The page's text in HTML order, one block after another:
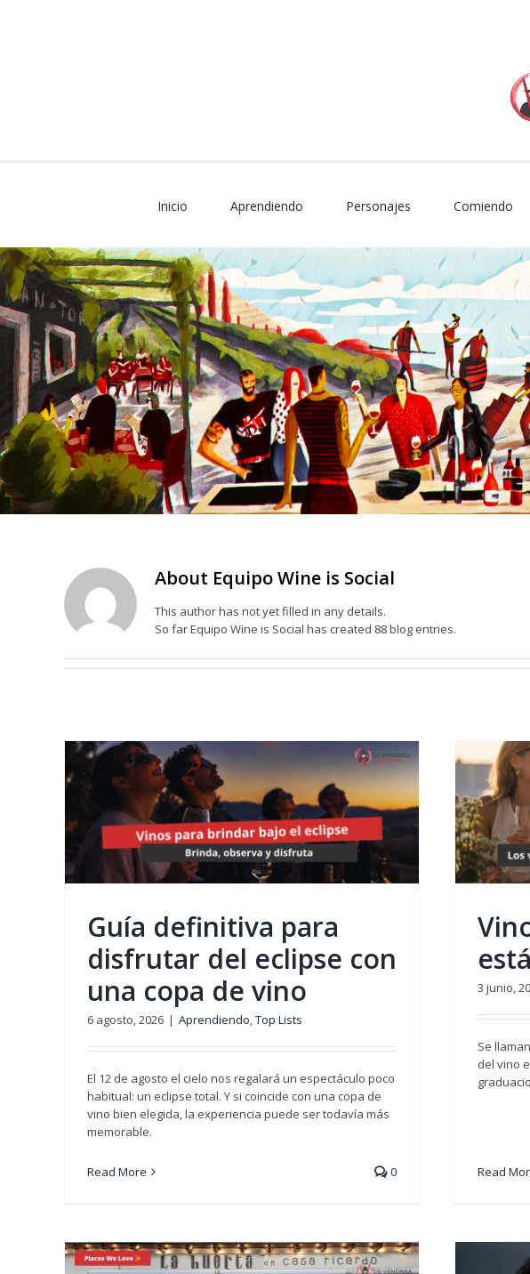
Inicio Aprendiendo Personajes Comiendo
About Equipo Wine is Social
This author has not yet filled in any details.
So far Equipo Wine is Social has created 88 blog entries.
Guía definitiva para
disfrutar del eclipse con
una copa de vino
6 agosto, 2026 | Aprendiendo,Top Lists
El 12 de agosto el cielo nos regalará un espectáculo poco
habitual: un eclipse total. Y si coincide con una copa de
vino bien elegida, la experiencia puede ser todavía más
memorable.
Read More 0
Vinos NOLO: ¿por qué están de
moda?
Aprendiendo Sin categoría
3 junio,
Se
del vino
Read